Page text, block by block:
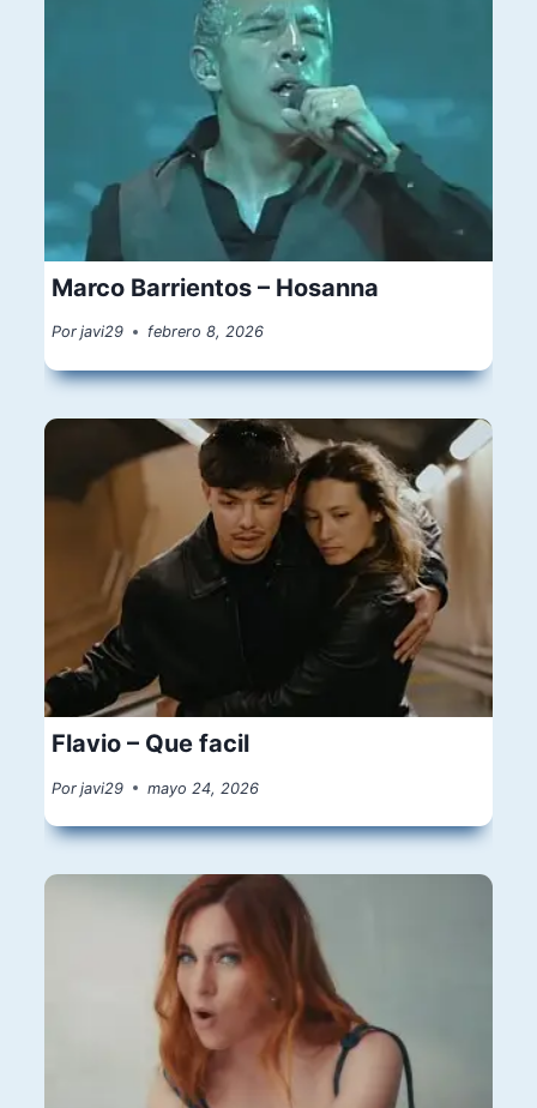
Marco Barrientos – Hosanna
Por javi29 febrero 8, 2026
Flavio – Que facil
Por javi29 mayo 24, 2026